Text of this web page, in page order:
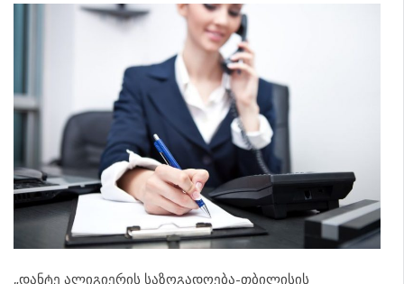
„დანტე ალიგიერის საზოგადოება-თბილისის